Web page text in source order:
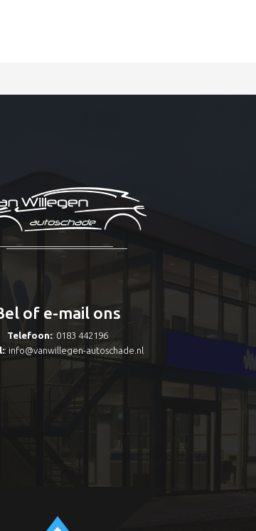
of e-mail ons
Telefoon:: 0183 442196
: info@vanwillegen-autoschade.nl